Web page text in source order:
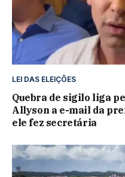
LEI DAS ELEIÇÕES
Quebra de sigilo liga
Allyson a e-mail da
ele fez secretária